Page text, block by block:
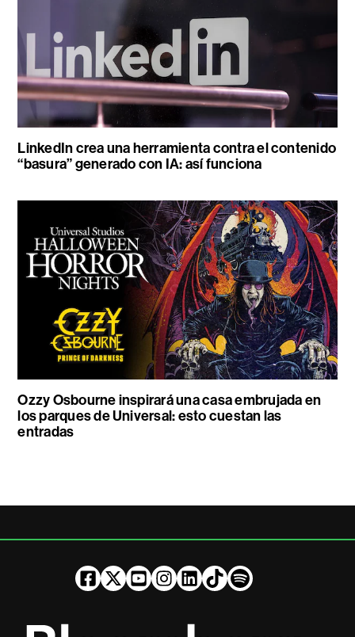
LinkedIn crea una herramienta contra el contenido
“basura” generado con IA: así funciona
Ozzy Osbourne inspirará una casa embrujada en
los parques de Universal: esto cuestan las
entradas